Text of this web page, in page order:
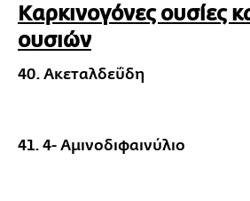
Καρκινογόνες ουσίες
ουσιών
40. Ακεταλδεΰδη
41. 4- Αμινοδιφαινύλιο